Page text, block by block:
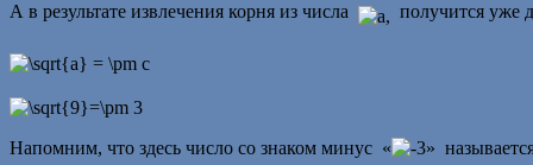
А в результате извлечения корня из числа получится уже
Напомним, что здесь число со знаком минус « »